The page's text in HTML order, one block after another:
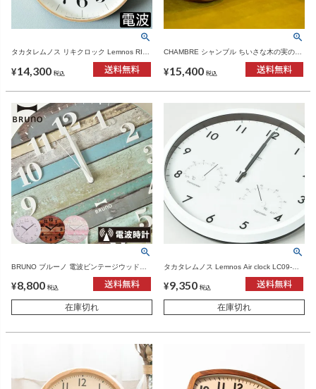
タカタレムノス リキクロック Lemnos RIKI
CLOCK RC WR 08-27 | インテリア雑貨・掛
け時計
¥14,300 税込
CHAMBRE シャンブル ちいさな木の実のか
け時計 | インテリア雑貨・掛け時計
¥15,400 税込
BRUNO ブルーノ 電波ビンテージウッドク
¥8,800 税込
在庫切れ
タカタレムノス Lemnos Air clock LC09-
¥9,350 税込
在庫切れ